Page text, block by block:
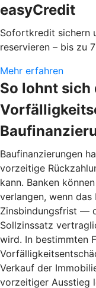
easyCredit
Sofortkredit sichern
reservieren – bis zu
Mehr erfahren
So lohnt sich
Baufinanzierungen
vorzeitige
kann. Banken
verlangen, wenn
Zinsbindungsfrist —
Sollzinssatz
wird. In bestimmten
Verkauf der
vorzeitiger Ausstieg